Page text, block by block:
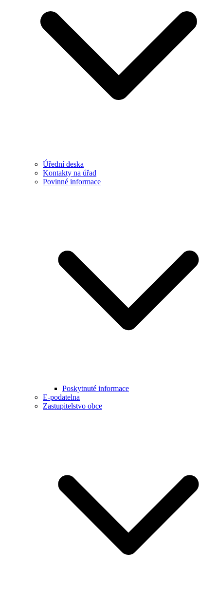
Úřední deska
Kontakty na úřad
Povinné informace
Poskytnuté informace
E-podatelna
Zastupitelstvo obce